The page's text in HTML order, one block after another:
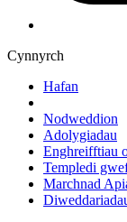
Cynnyrch
Hafan
Nodweddion
Adolygiadau
Enghreifftiau
Templedi
Marchnad